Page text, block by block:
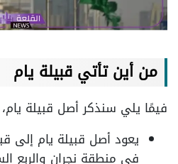
من أين تأتي قبيلة يام
فيمًا يلي سنذكر أصل قبيلة
يعود أصل قبيلة يام إلى
في منطقة نجران والربع